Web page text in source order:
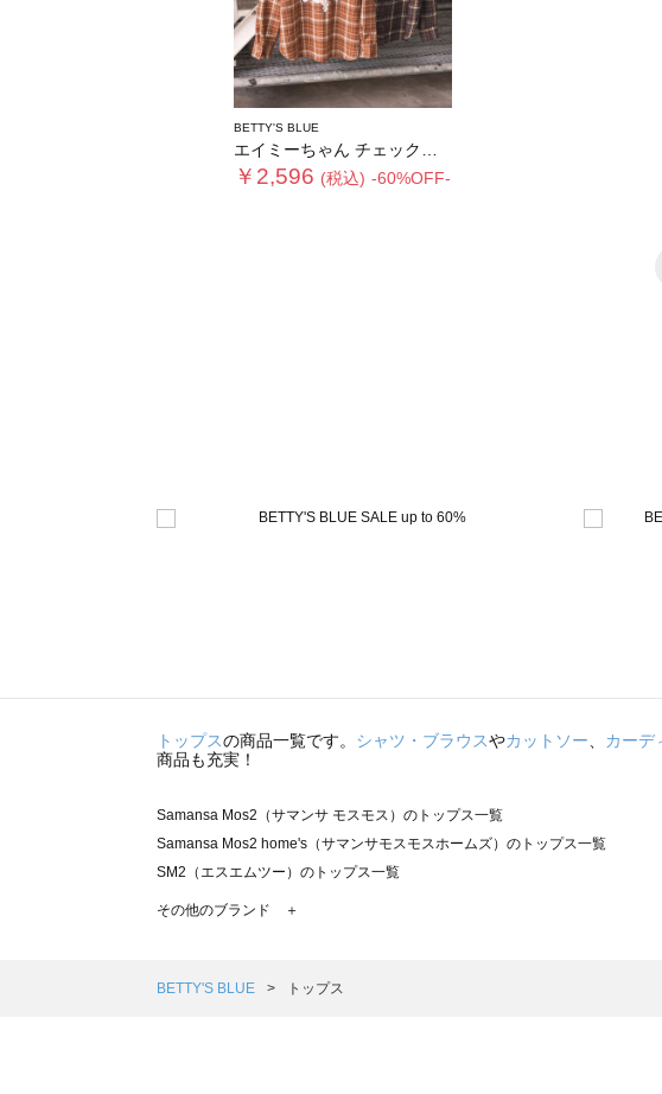
BETTY'S BLUE
エイミーちゃん チェックシャツ
￥2,596 (税込) -60%OFF-
トップスの商品一覧です。 シャツ・ブラウスやカットソー、 カーデ
商品も充実！
Samansa Mos2（サマンサ モスモス）のトップス一覧
Samansa Mos2 home's（サマンサモスモスホームズ）のトップス一覧
SM2（エスエムツー）のトップス一覧
TSUHARU by Samansa Mos2（ツハルバイサマンサモスモス）のトップス一覧
Samansa Mos2 Lagom（サマンサモスモス ラーゴム）のトップス一覧
その他のブランド ＋
BETTY'S BLUE トップス